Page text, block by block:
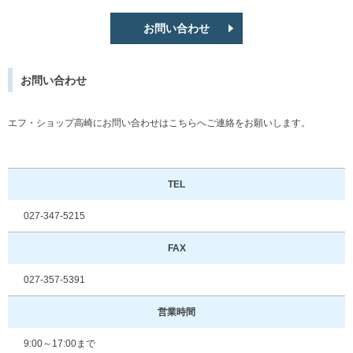
お問い合わせ
お問い合わせ
エフ・ショップ高崎にお問い合わせはこちらへご連絡をお願いします。
TEL
027‐347‐5215
FAX
027-357-5391
営業時間
9:00～17:00まで